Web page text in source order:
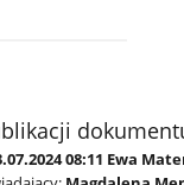
08:11 Ewa